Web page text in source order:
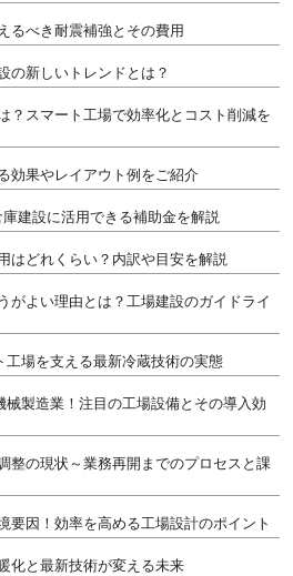
るべき耐震補強とその費用
の新しいトレンドとは？
？スマート工場で効率化とコスト削減を
効果やレイアウト例をご紹介
建設に活用できる補助金を解説
はどれくらい？内訳や目安を解説
がよい理由とは？工場建設のガイドライ
場を支える最新冷蔵技術の実態
製造業！注目の工場設備とその導入効
整の現状～業務再開までのプロセスと課
要因！効率を高める工場設計のポイント
化と最新技術が変える未来